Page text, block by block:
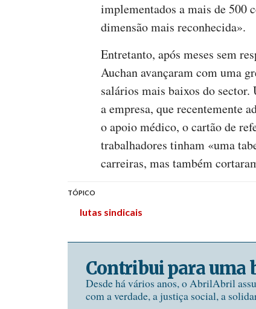
implementados a mais de 500
dimensão mais reconhecida».
Entretanto, após meses sem
Auchan avançaram com uma
salários mais baixos do
a empresa, que recentemente
o apoio médico, o cartão de
trabalhadores tinham «uma
carreiras, mas também
TÓPICO
lutas sindicais
Contribui para uma
Desde há vários anos, o AbrilAbril
com a verdade, a justiça social, a